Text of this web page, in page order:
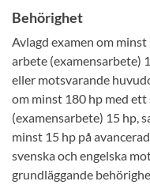
Behörighet
Avlagd examen om
arbete (examensarbete)
eller motsvarande
om minst 180 hp med
(examensarbete) 15 hp,
minst 15 hp på
svenska och engelska
grundläggande